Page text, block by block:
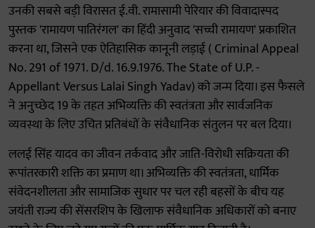
उनकी सबसे बड़ी विरासत ई.वी. रामासामी पेरियार की विवादास्पद
पुस्तक 'रामायण पातिरंगल' का हिंदी अनुवाद 'सच्ची रामायण' प्रकाशित
करना था, जिसने एक ऐतिहासिक कानूनी लड़ाई ( Criminal Appeal
No. 291 of 1971. D/d. 16.9.1976. The State of U.P. -
Appellant Versus Lalai Singh Yadav) को जन्म दिया। इस फैसले
ने अनुच्छेद 19 के तहत अभिव्यक्ति की स्वतंत्रता और सार्वजनिक
व्यवस्था के लिए उचित प्रतिबंधों के संवैधानिक संतुलन पर बल दिया।
ललई सिंह यादव का जीवन तर्कवाद और जाति-विरोधी सक्रियता की
रूपांतरकारी शक्ति का प्रमाण था। अभिव्यक्ति की स्वतंत्रता, धार्मिक
संवेदनशीलता और सामाजिक सुधार पर चल रही बहसों के बीच यह
जयंती राज्य की सेंसरशिप के खिलाफ संवैधानिक अधिकारों को बनाए